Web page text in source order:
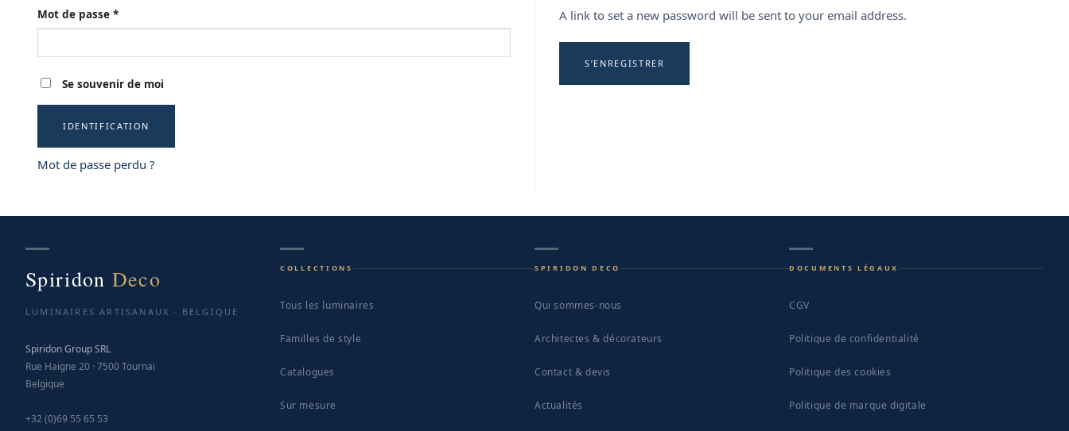
Mot de passe *Obligatoire
Se souvenir de moi
IDENTIFICATION
Mot de passe perdu ?
A link to set a new password will be sent to your email address.
S’ENREGISTRER
Spiridon Deco
LUMINAIRES ARTISANAUX · BELGIQUE
Spiridon Group SRL
Rue Haigne 20 · 7500 Tournai
Belgique
+32 (0)69 55 65 53
COLLECTIONS
Tous les luminaires
Familles de style
Catalogues
Sur mesure
SPIRIDON DECO
Qui sommes-nous
Architectes & décorateurs
Contact & devis
Actualités
DOCUMENTS LÉGAUX
CGV
Politique de confidentialité
Politique des cookies
Politique de marque digitale